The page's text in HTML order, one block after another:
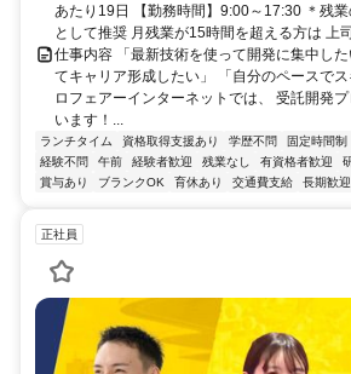
あたり19日 【勤務時間】9:00～17:30 ＊残
として推奨 月残業が15時間を超える方は 上司
仕事内容 「最新技術を使って開発に集中し
てキャリア形成したい」 「自分のペースで
ロフェアーインターネットでは、 受託開発
います！...
ランチタイム 資格取得支援あり 学歴不問 固定時間制
経験不問
午前 経験者歓迎 残業なし 有資格者歓迎
賞与あり
ブランクOK 育休あり 交通費支給 長期歓迎
正社員